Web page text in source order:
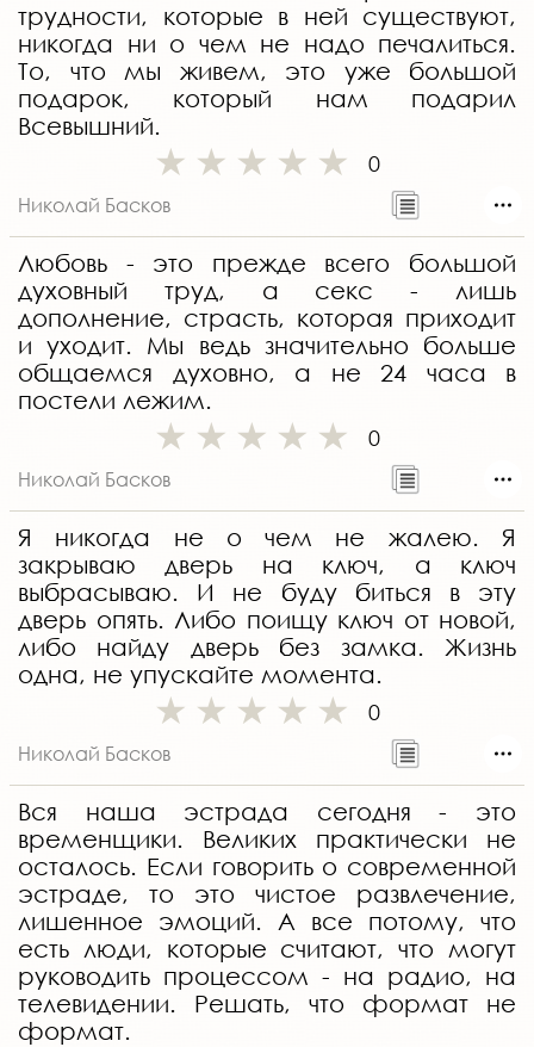
трудности, которые в ней существуют,
никогда ни о чем не надо печалиться.
То, что мы живем, это уже большой
подарок, который нам подарил
Всевышний.
0
Николай Басков
Любовь - это прежде всего большой
духовный труд, а секс - лишь
дополнение, страсть, которая приходит
и уходит. Мы ведь значительно больше
общаемся духовно, а не 24 часа в
постели лежим.
0
Николай Басков
Я никогда не о чем не жалею. Я
закрываю дверь на ключ, а ключ
выбрасываю. И не буду биться в эту
дверь опять. Либо поищу ключ от новой,
либо найду дверь без замка. Жизнь
одна, не упускайте момента.
0
Николай Басков
Вся наша эстрада сегодня - это
временщики. Великих практически не
осталось. Если говорить о современной
эстраде, то это чистое развлечение,
лишенное эмоций. А все потому, что
есть люди, которые считают, что могут
руководить процессом - на радио, на
телевидении. Решать, что формат не
формат.